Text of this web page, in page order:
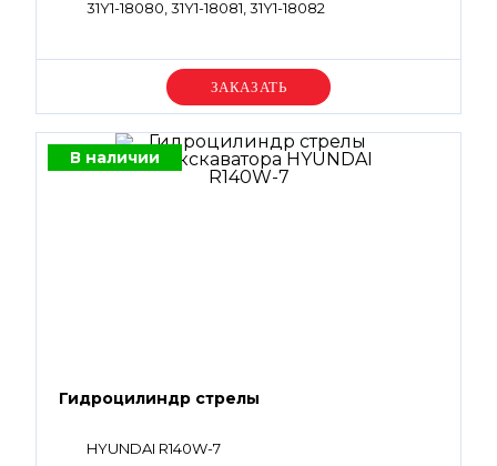
31Y1-18080, 31Y1-18081, 31Y1-18082
Уточняйте цену
В наличии
Гидроцилиндр стрелы
HYUNDAI R140W-7